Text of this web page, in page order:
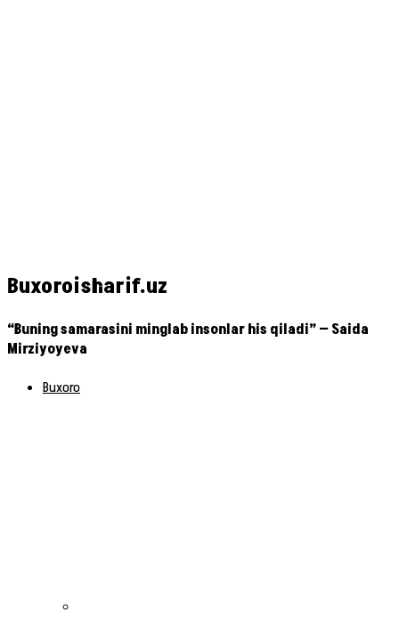
Buxoroisharif.uz
“Buning samarasini minglab insonlar his qiladi” — Saida
Mirziyoyeva
Buxoro